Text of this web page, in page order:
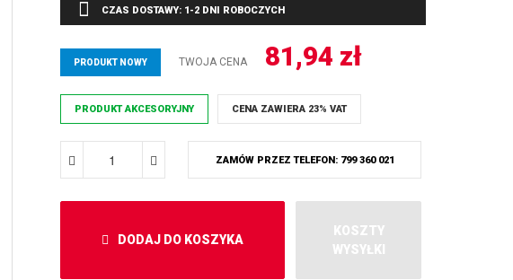
CZAS DOSTAWY: 1-2 DNI ROBOCZYCH
PRODUKT NOWY TWOJA CENA 81,94 zł
PRODUKT AKCESORYJNY CENA ZAWIERA 23% VAT
ZAMÓW PRZEZ TELEFON: 799 360 021
DODAJ DO KOSZYKA
KOSZTY
WYSYŁKI